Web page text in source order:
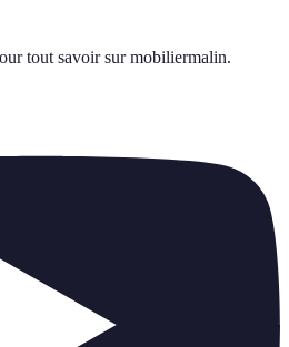
tout savoir sur mobiliermalin.